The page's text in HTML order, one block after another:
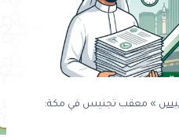
» معقب تجنيس في مكة: